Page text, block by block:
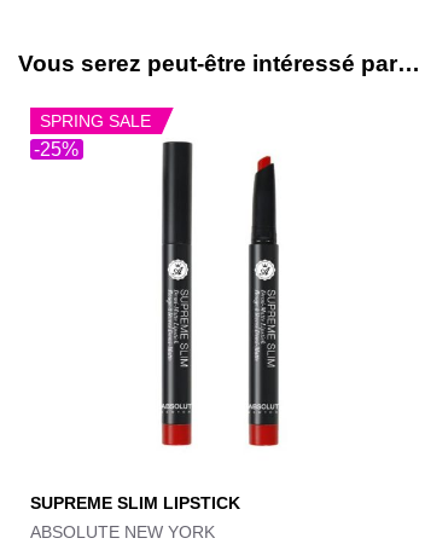
Vous serez peut-être intéressé par…
-25%
SPRING SALE
SUPREME SLIM LIPSTICK
ABSOLUTE NEW YORK